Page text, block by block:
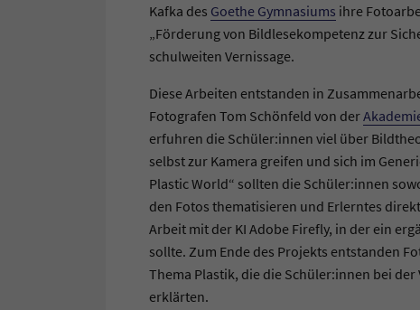
Kafka des Goethe Gymnasiums ihre
„Förderung von Bildlesekompetenz zur
schulweiten Vernissage.
Diese Arbeiten entstanden in
Fotografen Tom Schönfeld von der
erfuhren die Schüler:innen viel über
selbst zur Kamera greifen und sich im
Plastic World“ sollten die Schüler:innen
den Fotos thematisieren und Erlerntes
Arbeit mit der KI Adobe Firefly, in der ein
sollte. Zum Ende des Projekts entstanden
Thema Plastik, die die Schüler:innen bei
erklärten.